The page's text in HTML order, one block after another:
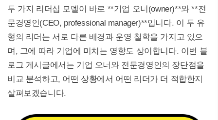
두 가지 리더십 모델이 바로 **기업 오너(owner)**와 **전
문경영인(CEO, professional manager)**입니다. 이 두 유
형의 리더는 서로 다른 배경과 운영 철학을 가지고 있으
며, 그에 따라 기업에 미치는 영향도 상이합니다. 이번 블
로그 게시글에서는 기업 오너와 전문경영인의 장단점을
비교 분석하고, 어떤 상황에서 어떤 리더가 더 적합한지
살펴보겠습니다.